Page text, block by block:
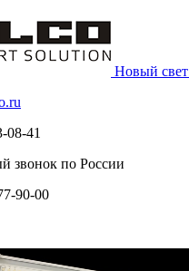
Новый
08-41
звонок по России
90-00